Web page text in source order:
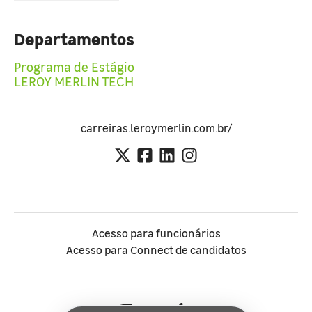
Departamentos
Programa de Estágio
LEROY MERLIN TECH
carreiras.leroymerlin.com.br/
Acesso para funcionários
Acesso para Connect de candidatos